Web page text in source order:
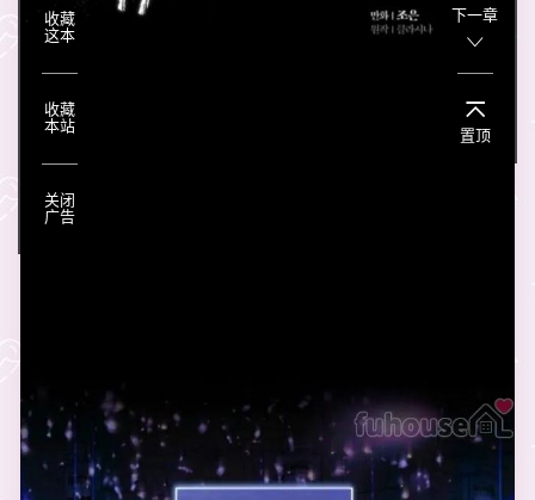
收藏
这本
收藏
本站
关闭
广告
下一章
置顶